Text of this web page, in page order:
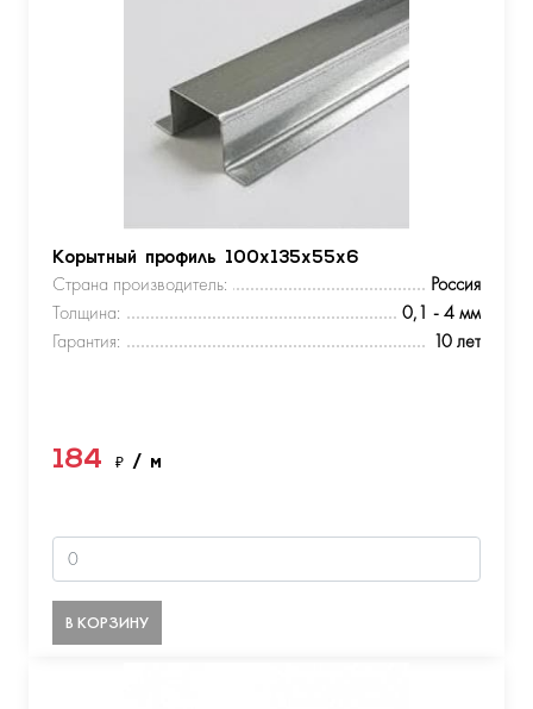
Корытный профиль 100х135х55х6
Страна производитель:
Россия
Толщина:
0,1 - 4 мм
Гарантия:
10 лет
184 ₽ / м
В КОРЗИНУ